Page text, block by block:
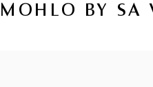
MOHLO BY SA